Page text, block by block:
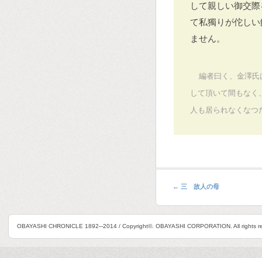
して親しい御交
て私獨りが佗し
ません。
編者曰く、金澤
して頂いて間もな
人も居られなくなつ
← 三 故人の母
OBAYASHI CHRONICLE 1892─2014 / Copyright©. OBAYASHI CORPORATION. All rights